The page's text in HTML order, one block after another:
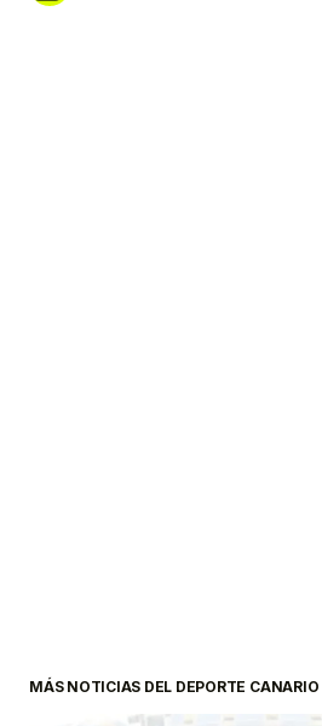
MÁS NOTICIAS DEL DEPORTE CANARIO